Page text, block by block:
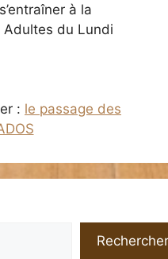
à la
Adultes du Lundi
: le passage des
Rechercher